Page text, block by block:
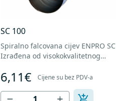
SC 100
Spiralno falcovana cijev ENPRO SC
Izrađena od visokokvalitetnog
za hladno oblikovanje. U skladu sa
standardima MEST EN 1506 I
MEST EN 12237.
6,11€ Cijene su bez PDV-a